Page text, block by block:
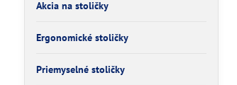
Akcia na stoličky
Ergonomické stoličky
Priemyselné stoličky